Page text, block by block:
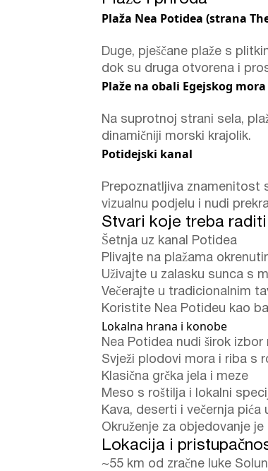
Plaža Nea Potidea (strana
Duge, pješčane plaže s
dok su druga otvorena i
Plaže na obali Egejskog mora
Na suprotnoj strani sela,
dinamičniji morski krajolik.
Potidejski kanal
Prepoznatljiva znamenitost
vizualnu podjelu i nudi
Stvari koje treba raditi
Šetnja uz kanal Potidea
Plivajte na plažama
Uživajte u zalasku sunca s
Večerajte u tradicionalnim
Koristite Nea Potideu kao
Lokalna hrana i konobe
Nea Potidea nudi širok
Svježi plodovi mora i riba s
Klasična grčka jela i meze
Meso s roštilja i lokalni
Kava, deserti i večernja pića
Okruženje za objedovanje
Lokacija i
~55 km od zračne luke